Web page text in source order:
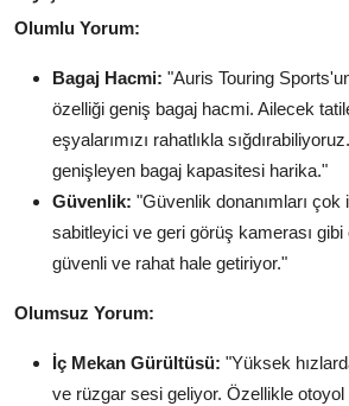
Olumlu Yorum:
Bagaj Hacmi: "Auris Touring
özelliği geniş bagaj hacmi. Ailecek
eşyalarımızı rahatlıkla
genişleyen bagaj kapasitesi harika."
Güvenlik: "Güvenlik donanımları çok
sabitleyici ve geri görüş kamerası
güvenli ve rahat hale getiriyor."
Olumsuz Yorum:
İç Mekan Gürültüsü: "Yüksek
ve rüzgar sesi geliyor. Özellikle